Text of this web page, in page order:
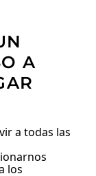
A
a todas las
los